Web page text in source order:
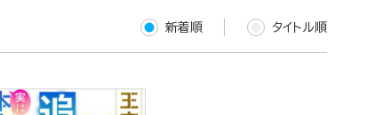
新着順 タイトル順